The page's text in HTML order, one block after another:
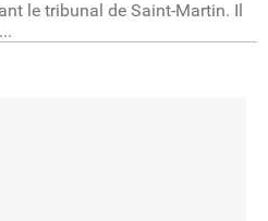
le tribunal de Saint-Martin. Il